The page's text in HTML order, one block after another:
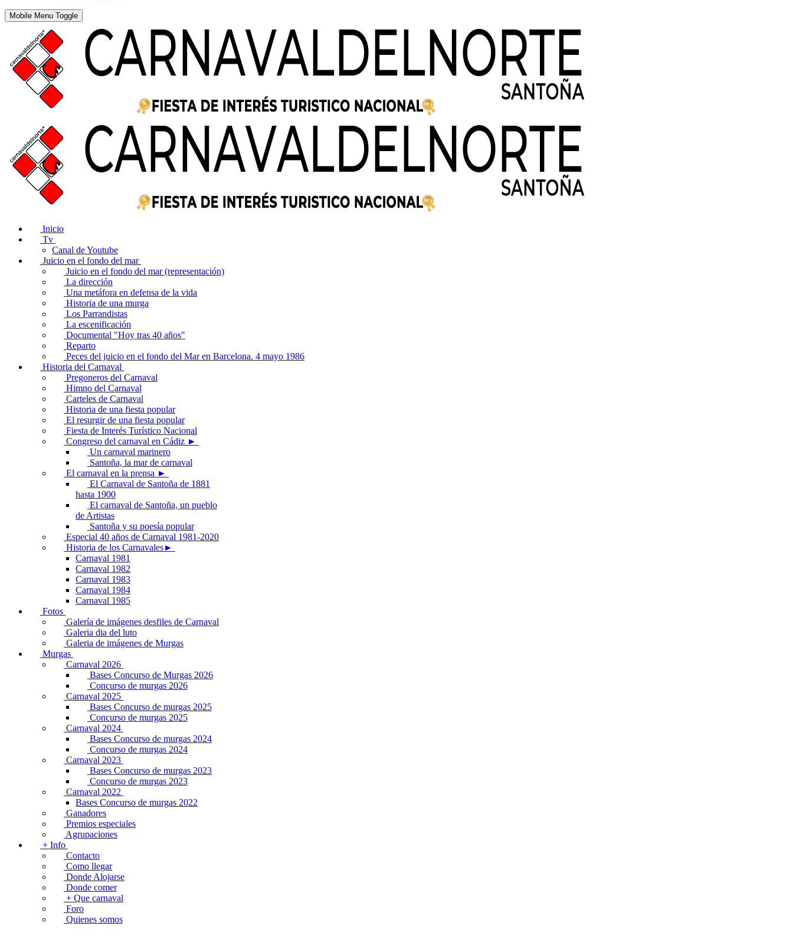
Mobile Menu Toggle
Inicio
Tv
Canal de Youtube
Juicio en el fondo del mar
Juicio en el fondo del mar (representación)
La dirección
Una metáfora en defensa de la vida
Historia de una murga
Los Parrandistas
La escenificación
Documental "Hoy tras 40 años"
Reparto
Peces del juicio en el fondo del Mar en Barcelona. 4 mayo 1986
Historia del Carnaval
Pregoneros del Carnaval
Himno del Carnaval
Carteles de Carnaval
Historia de una fiesta popular
El resurgir de una fiesta popular
Fiesta de Interés Turístico Nacional
Congreso del carnaval en Cádiz ►
Un carnaval marinero
Santoña, la mar de carnaval
El carnaval en la prensa ►
El Carnaval de Santoña de 1881
hasta 1900
El carnaval de Santoña, un pueblo
de Artistas
Santoña y su poesía popular
Especial 40 años de Carnaval 1981-2020
Historia de los Carnavales►
Carnaval 1981
Carnaval 1982
Carnaval 1983
Carnaval 1984
Carnaval 1985
Fotos
Galería de imágenes desfiles de Carnaval
Galeria dia del luto
Galeria de imágenes de Murgas
Murgas
Carnaval 2026
Bases Concurso de Murgas 2026
Concurso de murgas 2026
Carnaval 2025
Bases Concurso de murgas 2025
Concurso de murgas 2025
Carnaval 2024
Bases Concurso de murgas 2024
Concurso de murgas 2024
Carnaval 2023
Bases Concurso de murgas 2023
Concurso de murgas 2023
Carnaval 2022
Bases Concurso de murgas 2022
Ganadores
Premios especiales
Agrupaciones
+ Info
Contacto
Como llegar
Donde Alojarse
Donde comer
+ Que carnaval
Foro
Quienes somos